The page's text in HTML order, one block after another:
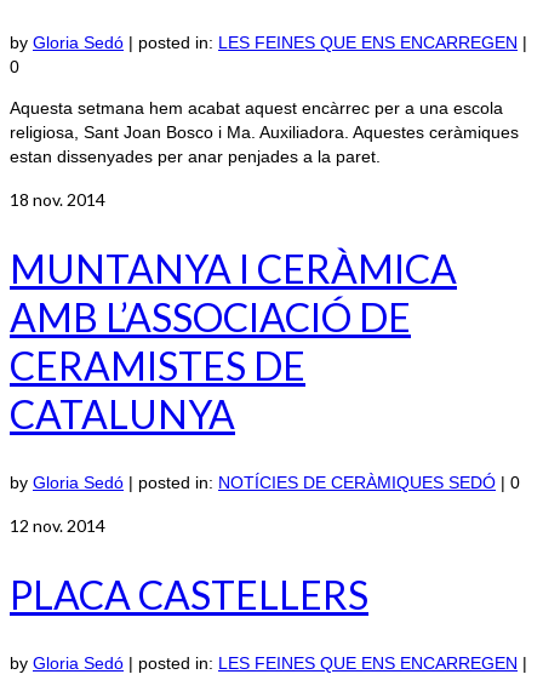
by Gloria Sedó | posted in: LES FEINES QUE ENS ENCARREGEN |
0
Aquesta setmana hem acabat aquest encàrrec per a una escola
religiosa, Sant Joan Bosco i Ma. Auxiliadora. Aquestes ceràmiques
estan dissenyades per anar penjades a la paret.
18 nov. 2014
MUNTANYA I CERÀMICA
AMB L’ASSOCIACIÓ DE
CERAMISTES DE
CATALUNYA
by Gloria Sedó | posted in: NOTÍCIES DE CERÀMIQUES SEDÓ | 0
12 nov. 2014
PLACA CASTELLERS
by Gloria Sedó | posted in: LES FEINES QUE ENS ENCARREGEN |